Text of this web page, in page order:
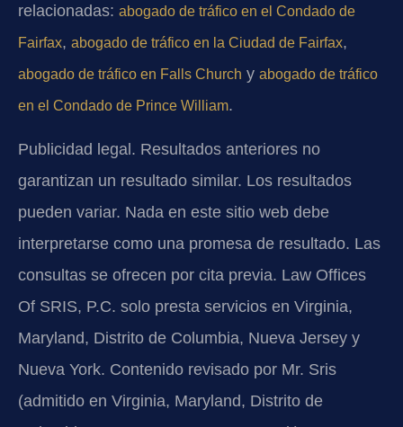
relacionadas: abogado de tráfico en el Condado de
Fairfax, abogado de tráfico en la Ciudad de Fairfax,
abogado de tráfico en Falls Church y abogado de tráfico
en el Condado de Prince William.
Publicidad legal. Resultados anteriores no
garantizan un resultado similar. Los resultados
pueden variar. Nada en este sitio web debe
interpretarse como una promesa de resultado. Las
consultas se ofrecen por cita previa. Law Offices
Of SRIS, P.C. solo presta servicios en Virginia,
Maryland, Distrito de Columbia, Nueva Jersey y
Nueva York. Contenido revisado por Mr. Sris
(admitido en Virginia, Maryland, Distrito de